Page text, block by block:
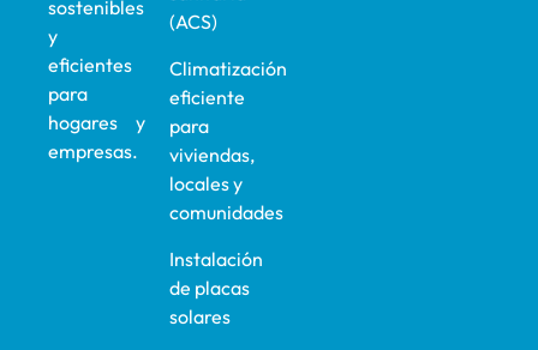
sostenibles
y
eficientes
para
hogares y
empresas.
(ACS)
Climatización
eficiente
para
viviendas,
locales y
comunidades
Instalación
de placas
solares